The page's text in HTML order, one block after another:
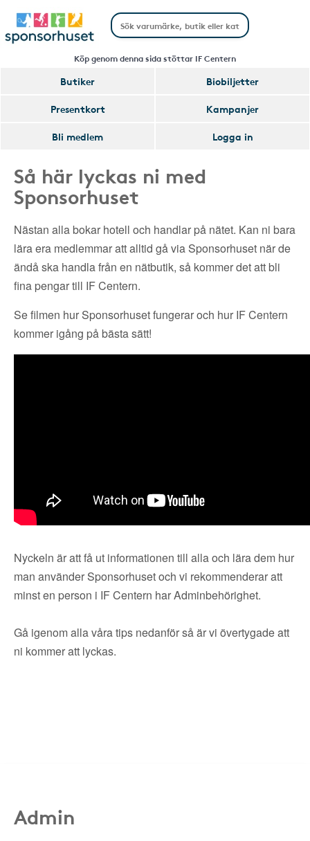
Köp genom denna sida stöttar IF Centern
Butiker
Biobiljetter
Presentkort
Kampanjer
Bli medlem
Logga in
Så här lyckas ni med
Sponsorhuset
Nästan alla bokar hotell och handlar på nätet. Kan ni bara
lära era medlemmar att alltid gå via Sponsorhuset när de
ändå ska handla från en nätbutik, så kommer det att bli
fina pengar till IF Centern.
Se filmen hur Sponsorhuset fungerar och hur IF Centern
kommer igång på bästa sätt!
Nyckeln är att få ut informationen till alla och lära dem hur
man använder Sponsorhuset och vi rekommenderar att
minst en person i IF Centern har Adminbehörighet.
Gå igenom alla våra tips nedanför så är vi övertygade att
ni kommer att lyckas.
Admin